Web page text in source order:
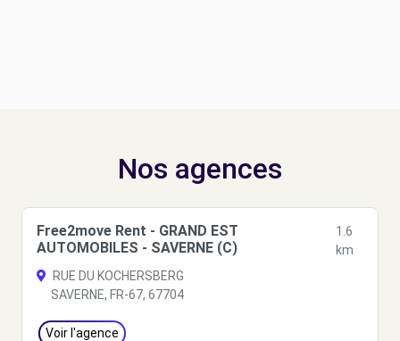
Nos agences
Free2move Rent - GRAND EST
AUTOMOBILES - SAVERNE (C)
1.6
km
RUE DU KOCHERSBERG
SAVERNE, FR-67, 67704
Voir l'agence